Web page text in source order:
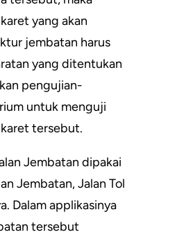
yang akan
jembatan harus
yang ditentukan
pengujian-
untuk menguji
tersebut.
Jembatan dipakai
Jembatan, Jalan Tol
Dalam applikasinya
tersebut